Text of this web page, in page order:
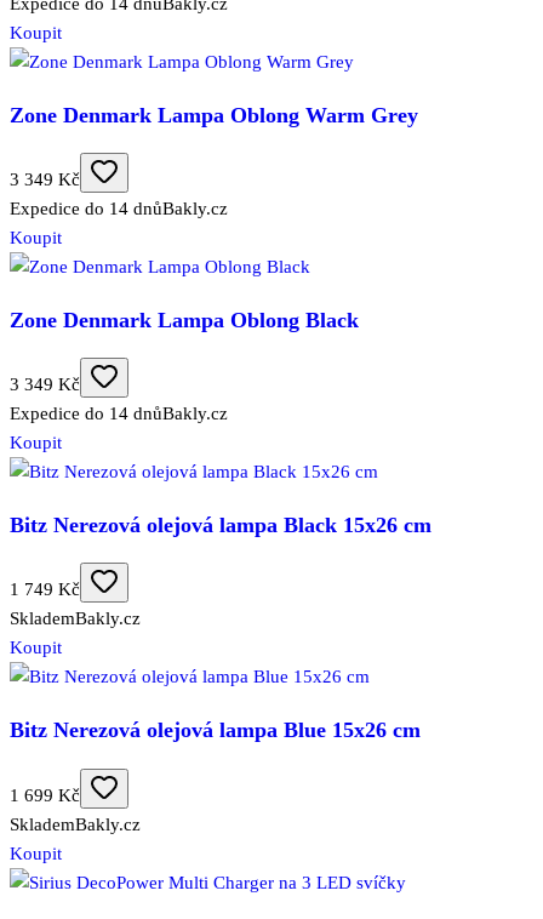
Koupit
Zone Denmark Lampa Oblong Warm Grey
3 349 Kč
Expedice do 14 dnůBakly.cz
Koupit
Zone Denmark Lampa Oblong Black
3 349 Kč
Expedice do 14 dnůBakly.cz
Koupit
Bitz Nerezová olejová lampa Black 15x26 cm
1 749 Kč
SklademBakly.cz
Koupit
Bitz Nerezová olejová lampa Blue 15x26 cm
1 699 Kč
SklademBakly.cz
Koupit